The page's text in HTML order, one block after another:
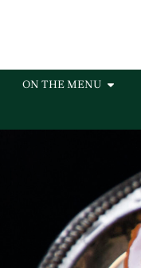
ON THE MENU